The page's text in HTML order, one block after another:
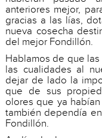
anteriores mejor,
gracias a las lías,
nueva cosecha
del mejor Fondillón.
Hablamos de que
las cualidades al
dejar de lado la
que de sus
olores que ya
también dependía
Fondillón.